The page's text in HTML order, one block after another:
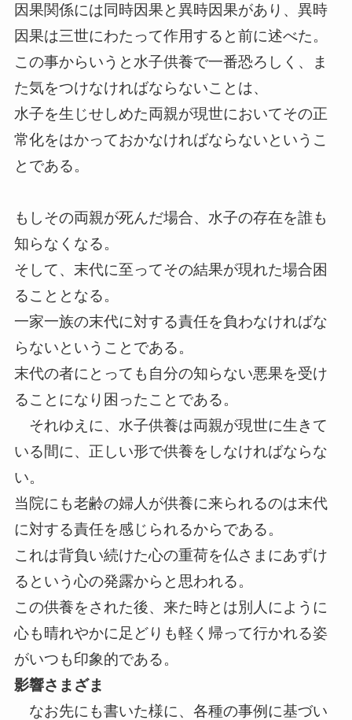
因果関係には同時因果と異時因果があり、異時
因果は三世にわたって作用すると前に述べた。
この事からいうと水子供養で一番恐ろしく、ま
た気をつけなければならないことは、
水子を生じせしめた両親が現世においてその正
常化をはかっておかなければならないというこ
とである。
もしその両親が死んだ場合、水子の存在を誰も
知らなくなる。
そして、末代に至ってその結果が現れた場合困
ることとなる。
一家一族の末代に対する責任を負わなければな
らないということである。
末代の者にとっても自分の知らない悪果を受け
ることになり困ったことである。
それゆえに、水子供養は両親が現世に生きて
いる間に、正しい形で供養をしなければならな
い。
当院にも老齢の婦人が供養に来られるのは末代
に対する責任を感じられるからである。
これは背負い続けた心の重荷を仏さまにあずけ
るという心の発露からと思われる。
この供養をされた後、来た時とは別人にように
心も晴れやかに足どりも軽く帰って行かれる姿
がいつも印象的である。
影響さまざま
なお先にも書いた様に、各種の事例に基づい